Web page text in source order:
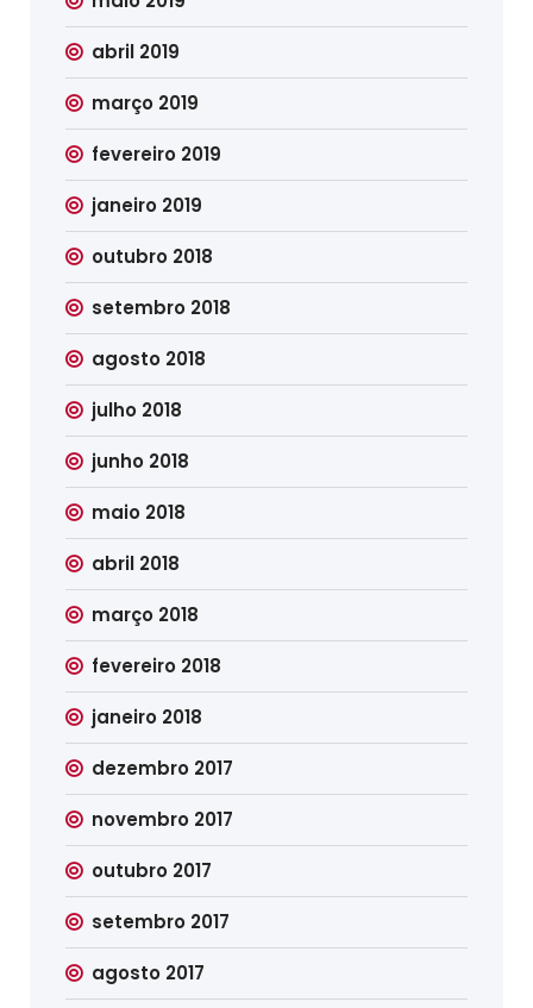
abril 2019
março 2019
fevereiro 2019
janeiro 2019
outubro 2018
setembro 2018
agosto 2018
julho 2018
junho 2018
maio 2018
abril 2018
março 2018
fevereiro 2018
janeiro 2018
dezembro 2017
novembro 2017
outubro 2017
setembro 2017
agosto 2017